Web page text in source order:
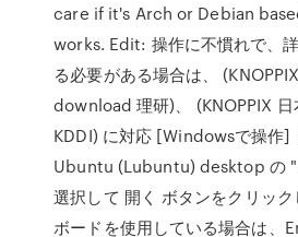
care if it's Arch or Debian
works. Edit: 操作に不慣れで、
る必要がある場合は、
download 理研)、 (KNOPPIX
KDDI) に対応 [Windowsで操作]
Ubuntu (Lubuntu) desktop の
選択して 開く ボタンをクリッ
ボードを使用している場合は、